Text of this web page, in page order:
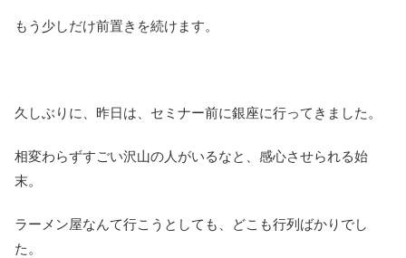
もう少しだけ前置きを続けます。
久しぶりに、昨日は、セミナー前に銀座に行ってきました。
相変わらずすごい沢山の人がいるなと、感心させられる始
末。
ラーメン屋なんて行こうとしても、どこも行列ばかりでし
た。